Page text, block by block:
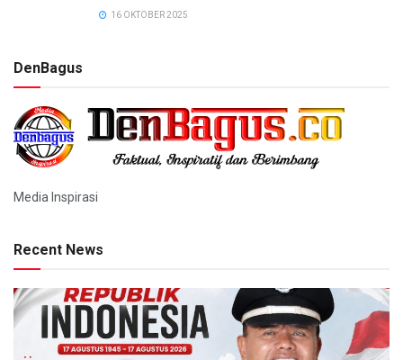
16 OKTOBER 2025
DenBagus
Media Inspirasi
Recent News